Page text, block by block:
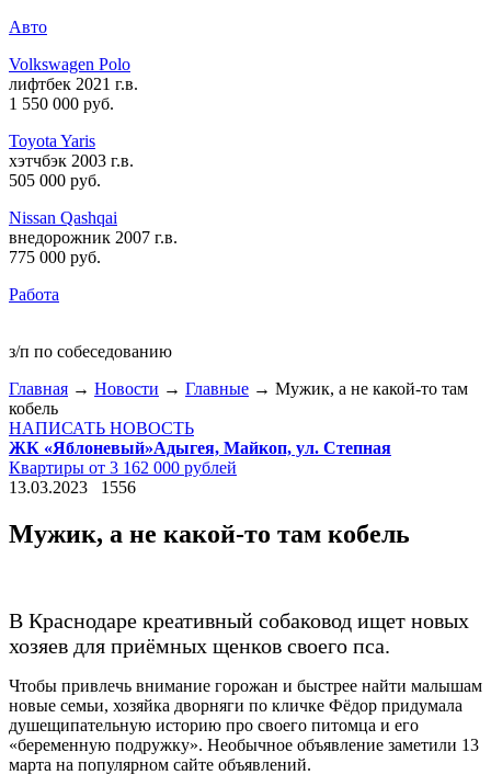
Авто
Volkswagen Polo
лифтбек 2021 г.в.
1 550 000 руб.
Toyota Yaris
хэтчбэк 2003 г.в.
505 000 руб.
Nissan Qashqai
внедорожник 2007 г.в.
775 000 руб.
Работа
з/п по собеседованию
Главная → Новости → Главные → Мужик, а не какой-то там
кобель
НАПИСАТЬ НОВОСТЬ
ЖК «Яблоневый»Адыгея, Майкоп, ул. Степная
Квартиры от 3 162 000 рублей
13.03.2023
1556
Мужик, а не какой-то там кобель
В Краснодаре креативный собаковод ищет новых
хозяев для приёмных щенков своего пса.
Чтобы привлечь внимание горожан и быстрее найти малышам
новые семьи, хозяйка дворняги по кличке Фёдор придумала
душещипательную историю про своего питомца и его
«беременную подружку». Необычное объявление заметили 13
марта на популярном сайте объявлений.